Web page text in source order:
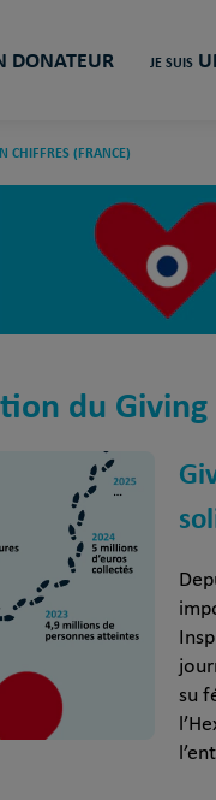
DONATEUR JE SUIS
CHIFFRES (FRANCE)
du
su